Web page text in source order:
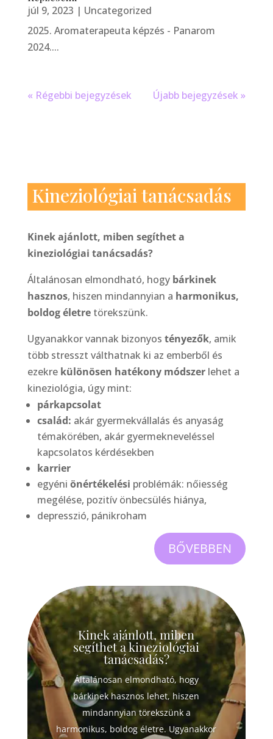
júl 9, 2023 | Uncategorized
2025. Aromaterapeuta képzés - Panarom
2024....
« Régebbi bejegyzések Újabb bejegyzések »
Kineziológiai tanácsadás
Kinek ajánlott, miben segíthet a
kineziológiai tanácsadás?
Általánosan elmondható, hogy bárkinek
hasznos, hiszen mindannyian a harmonikus,
boldog életre törekszünk.
Ugyanakkor vannak bizonyos tényezők, amik
több stresszt válthatnak ki az emberből és
ezekre különösen hatékony módszerlehet a
kineziológia, úgy mint:
párkapcsolat
család: akár gyermekvállalás és anyaság
témakörében, akár gyermekneveléssel
kapcsolatos kérdésekben
karrier
egyéni önértékelési problémák: nőiesség
megélése, pozitív önbecsülés hiánya,
depresszió, pánikroham
BŐVEBBEN
Kinek ajánlott, miben
segíthet a kineziológiai
tanácsadás?
Általánosan elmondható, hogy
bárkinek hasznos lehet, hiszen
mindannyian törekszünk a
harmonikus, boldog életre. Ugyanakkor